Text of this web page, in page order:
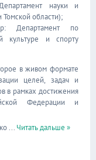
науки и
области);
Департамент по
культуре и спорту
в живом формате
целей, задач и
в рамках достижения
Федерации и
... Читать дальше »